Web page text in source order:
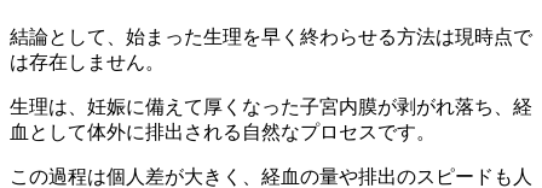
結論として、 始まった生理を早く終わらせる方法は現時点で
は存在しません。
生理は、妊娠に備えて厚くなった子宮内膜が剥がれ落ち、経
血として体外に排出される自然なプロセスです。
この過程は個人差が大きく、経血の量や排出のスピードも人